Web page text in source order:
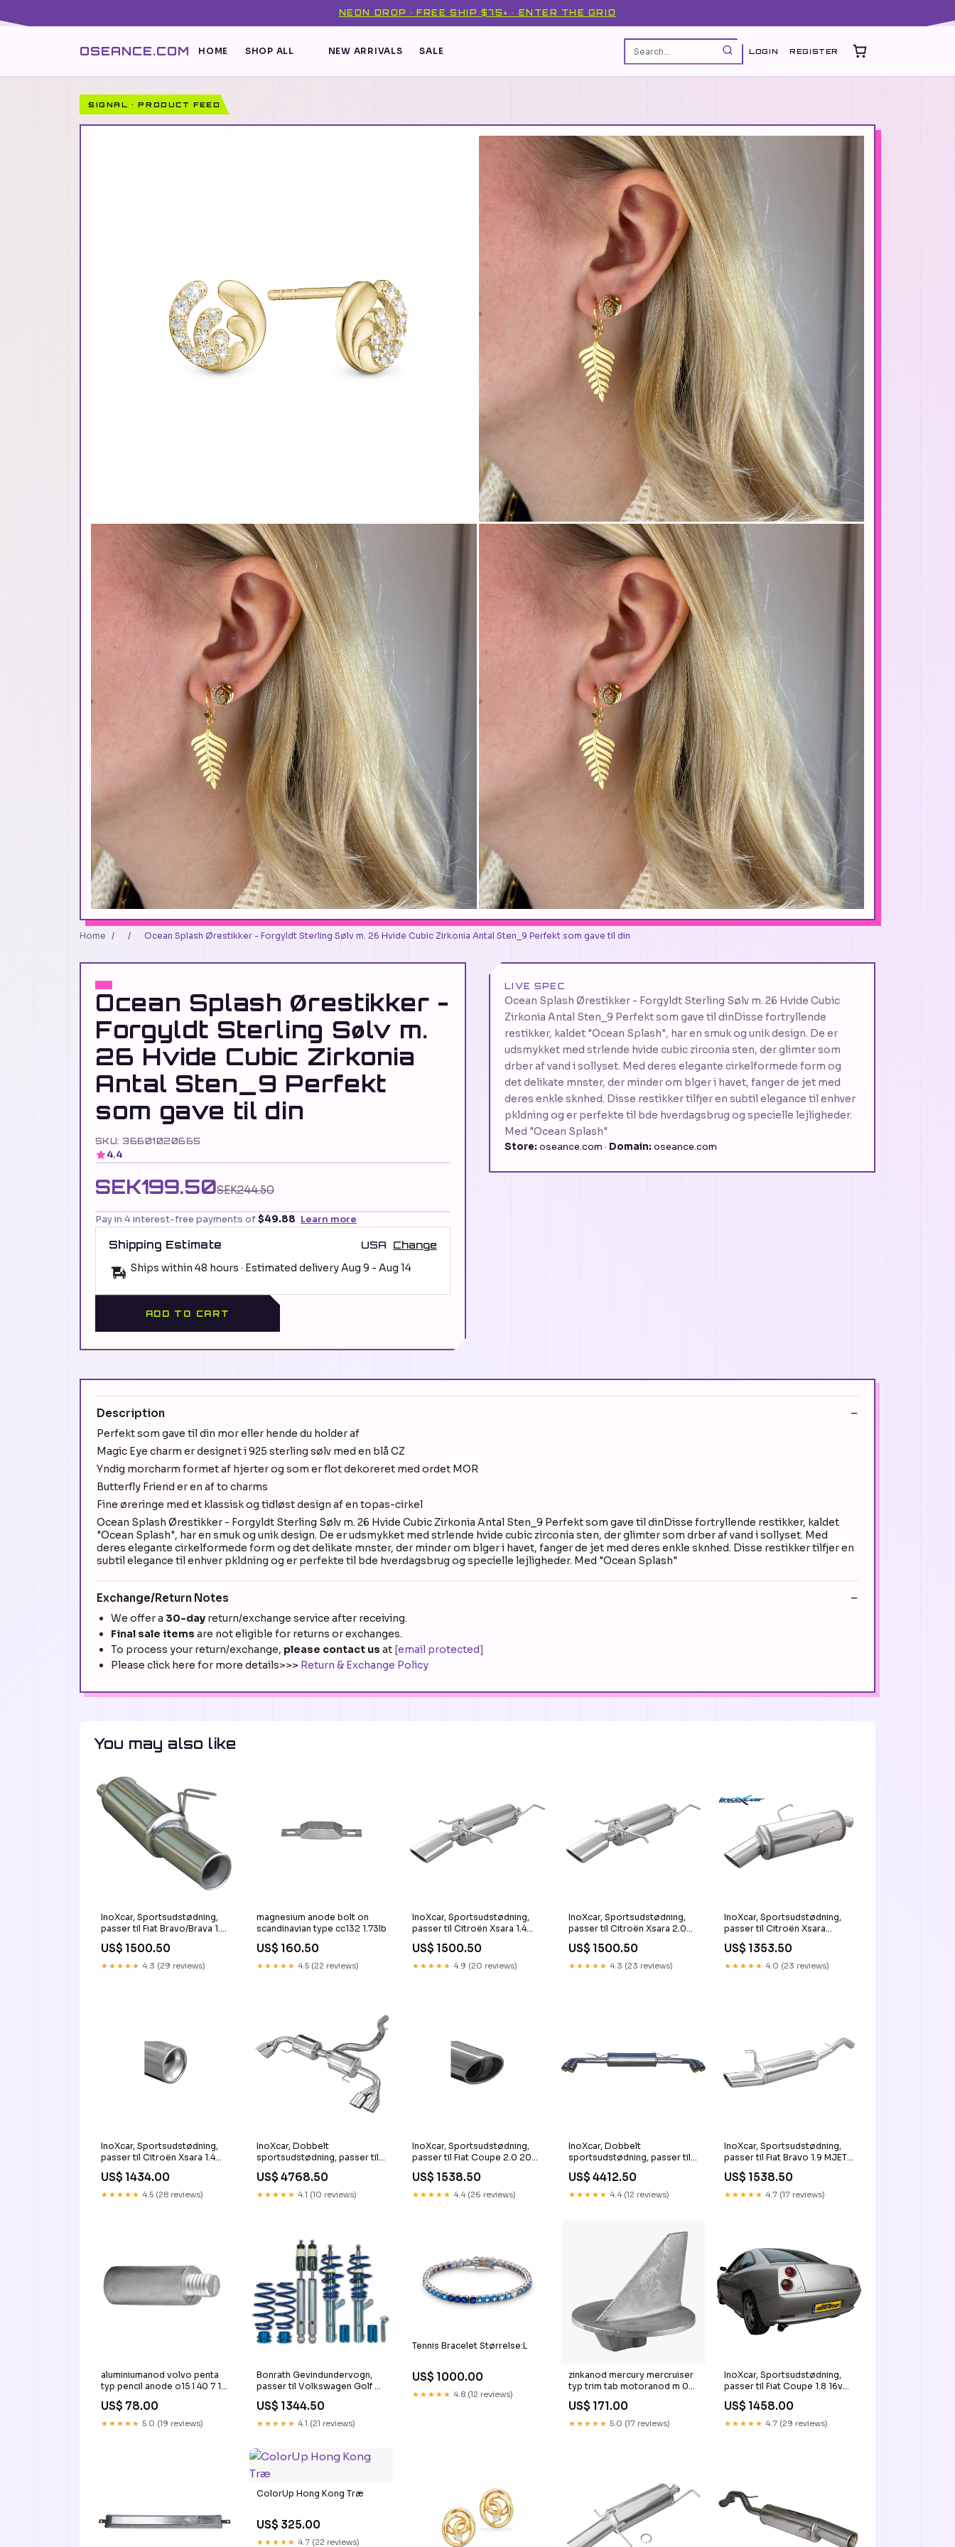
NEON DROP · FREE SHIP $75+ · ENTER THE GRID
OSEANCE.COM HOME SHOP ALL NEW ARRIVALS SALE LOGIN REGISTER
SIGNAL · PRODUCT FEED
Home / / Ocean Splash Ørestikker - Forgyldt Sterling Sølv m. 26 Hvide Cubic Zirkonia Antal Sten_9 Perfekt som gave til din
Ocean Splash Ørestikker -
Forgyldt Sterling Sølv m.
26 Hvide Cubic Zirkonia
Antal Sten_9 Perfekt
som gave til din
SKU: 36601020665
4.4
SEK199.50SEK244.50
Pay in 4 interest-free payments of$49.88 Learn more
Shipping Estimate USA Change
Ships within 48 hours · Estimated deliveryAug 9 - Aug 14
ADD TO CART
LIVE SPEC
Ocean Splash Ørestikker - Forgyldt Sterling Sølv m. 26 Hvide Cubic
Zirkonia Antal Sten_9 Perfekt som gave til dinDisse fortryllende
restikker, kaldet "Ocean Splash", har en smuk og unik design. De er
udsmykket med strlende hvide cubic zirconia sten, der glimter som
drber af vand i sollyset. Med deres elegante cirkelformede form og
det delikate mnster, der minder om blger i havet, fanger de jet med
deres enkle sknhed. Disse restikker tilfjer en subtil elegance til enhver
pkldning og er perfekte til bde hverdagsbrug og specielle lejligheder.
Med "Ocean Splash"
Store: oseance.com · Domain: oseance.com
Description
Perfekt som gave til din mor eller hende du holder af
Magic Eye charm er designet i 925 sterling sølv med en blå CZ
Yndig morcharm formet af hjerter og som er flot dekoreret med ordet MOR
Butterfly Friend er en af to charms
Fine øreringe med et klassisk og tidløst design af en topas-cirkel
Ocean Splash Ørestikker - Forgyldt Sterling Sølv m. 26 Hvide Cubic Zirkonia Antal Sten_9 Perfekt som gave til dinDisse fortryllende restikker, kaldet
"Ocean Splash", har en smuk og unik design. De er udsmykket med strlende hvide cubic zirconia sten, der glimter som drber af vand i sollyset. Med
deres elegante cirkelformede form og det delikate mnster, der minder om blger i havet, fanger de jet med deres enkle sknhed. Disse restikker tilfjer en
subtil elegance til enhver pkldning og er perfekte til bde hverdagsbrug og specielle lejligheder. Med "Ocean Splash"
Exchange/Return Notes
We offer a 30-day return/exchange service after receiving.
Final sale items are not eligible for returns or exchanges.
To process your return/exchange, please contact us at [email protected]
Please click here for more details>>> Return & Exchange Policy
You may also like
InoXcar, Sportsudstødning,
passer til Fiat Bravo/Brava 1.6
US$ 1500.50
★★★★★ 4.3 (29 reviews)
magnesium anode bolt on
scandinavian type cc132 1.73lb
US$ 160.50
★★★★★ 4.5 (22 reviews)
InoXcar, Sportsudstødning,
passer til Citroën Xsara 1.4
KT23295KT
US$ 1500.50
★★★★★ 4.9 (20 reviews)
InoXcar, Sportsudstødning,
passer til Citroën Xsara 2.0
CL491405
US$ 1500.50
★★★★★ 4.3 (23 reviews)
InoXcar, Sportsudstødning,
passer til Citroën Xsara
Coupé 2.0 16v VTS 167hp
-2004 1x90mm Rally
KT23267KT
US$ 1353.50
★★★★★ 4.0 (23 reviews)
InoXcar, Sportsudstødning,
passer til Citroën Xsara 1.4
US$ 1434.00
★★★★★ 4.5 (28 reviews)
InoXcar, Dobbelt
sportsudstødning, passer til
Quattro Sportback 2014-
2x80mm X-Race KT19750KT
US$ 4768.50
★★★★★ 4.1 (10 reviews)
InoXcar, Sportsudstødning,
passer til Fiat Coupe 2.0 20v
KT135375KT
US$ 1538.50
★★★★★ 4.4 (26 reviews)
InoXcar, Dobbelt
sportsudstødning, passer til
2007- Left/Right 2x80mm
CL491438
US$ 4412.50
★★★★★ 4.4 (12 reviews)
InoXcar, Sportsudstødning,
passer til Fiat Bravo 1.9 MJET
KT14765KT
US$ 1538.50
★★★★★ 4.7 (17 reviews)
aluminiumanod volvo penta
typ pencil anode o15 l 40 7 16
US$ 78.00
★★★★★ 5.0 (19 reviews)
Bonrath Gevindundervogn,
passer til Volkswagen Golf V
2008 excl. 4motion & Audi TT
2006-2014 Coupé/Roadster
US$ 1344.50
★★★★★ 4.1 (21 reviews)
Tennis Bracelet Størrelse:L
US$ 1000.00
★★★★★ 4.8 (12 reviews)
zinkanod mercury mercruiser
typ trim tab motoranod m 0
US$ 171.00
★★★★★ 5.0 (17 reviews)
InoXcar, Sportsudstødning,
passer til Fiat Coupe 1.8 16v
CL861312
US$ 1458.00
★★★★★ 4.7 (29 reviews)
ColorUp Hong Kong Træ
US$ 325.00
★★★★★ 4.7 (22 reviews)